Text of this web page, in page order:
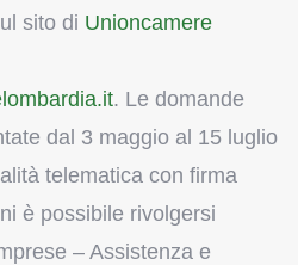
sito di Unioncamere
it. Le domande
dal 3 maggio al 15 luglio
telematica con firma
è possibile rivolgersi
– Assistenza e